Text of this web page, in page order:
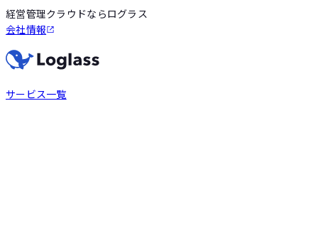
経営管理クラウドならログラス
会社情報
サービス一覧